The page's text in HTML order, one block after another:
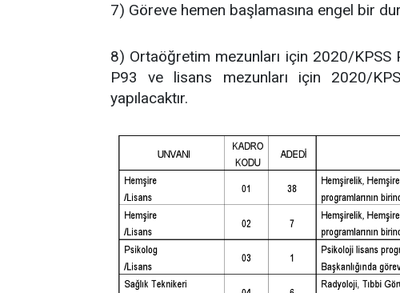
7) Göreve hemen başlamasına engel bir
8) Ortaöğretim mezunları için 2020/
P93 ve lisans mezunları için 2020/
yapılacaktır.